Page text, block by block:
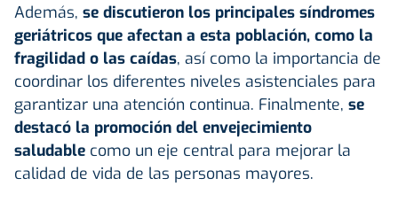
Además, se discutieron los principales síndromes
geriátricos que afectan a esta población, como la
fragilidad o las caídas, así como la importancia de
coordinar los diferentes niveles asistenciales para
garantizar una atención continua. Finalmente, se
destacó la promoción del envejecimiento
saludable como un eje central para mejorar la
calidad de vida de las personas mayores.